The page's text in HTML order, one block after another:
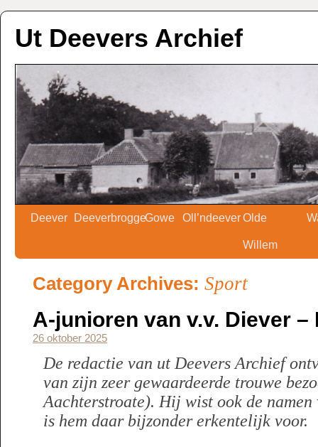
Ut Deevers Archief
Deever DeeverbroggeGowe Oll’ndeeverOlde
Willem
Category Archives: Sport
A-junioren van v.v. Diever
26 oktober 2025
De redactie van ut Deevers Archief
van zijn zeer gewaardeerde trouwe
Aachterstroate). Hij wist ook de namen
is hem daar bijzonder erkentelijk voor.